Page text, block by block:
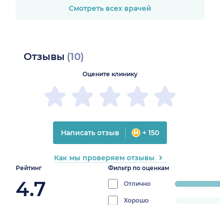
Смотреть всех врачей
Отзывы (10)
Рейтинг
4.7
Фильтр по оценкам
Отличноprogress:
80%
Хорошо
Оцените клинику
Написать отзыв + 150
Как мы проверяем отзывы